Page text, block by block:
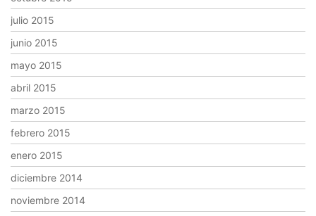
julio 2015
junio 2015
mayo 2015
abril 2015
marzo 2015
febrero 2015
enero 2015
diciembre 2014
noviembre 2014